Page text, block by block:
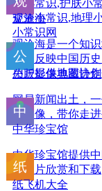
康小常识,护肤小
交通小常识,地理
小常识网
观沧海
观沧海是⼀个知
合，反映中国历
用户提供地图协作
公版影像典藏计划
网易新闻出土，
的影像，带你走
中华珍宝馆
中华珍宝馆提供
画图片欣赏和下载
纸飞机大全